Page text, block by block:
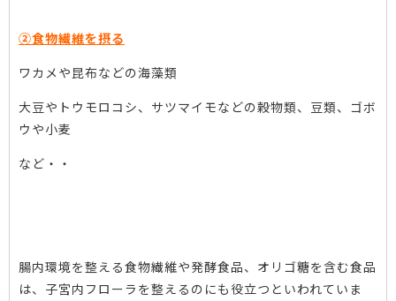
②食物繊維を摂る
ワカメや昆布などの海藻類
大豆やトウモロコシ、サツマイモなどの穀物類、豆類、ゴボ
ウや小麦
など・・
腸内環境を整える食物繊維や発酵食品、オリゴ糖を含む食品
は、子宮内フローラを整えるのにも役立つといわれていま